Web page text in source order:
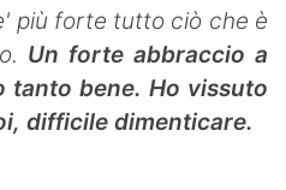
più forte tutto ciò che è
Un forte abbraccio a
bene. Ho vissuto
difficile dimenticare.